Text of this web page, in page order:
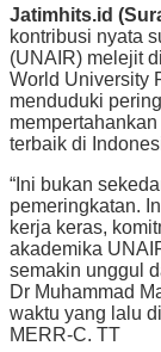
Jatimhits.id
kontribusi nyata
(UNAIR) melejit
World University
menduduki
terbaik di
“Ini bukan
pemeringkatan.
kerja keras,
akademika
semakin unggul
Dr Muhammad
waktu yang lalu di
MERR-C. TT